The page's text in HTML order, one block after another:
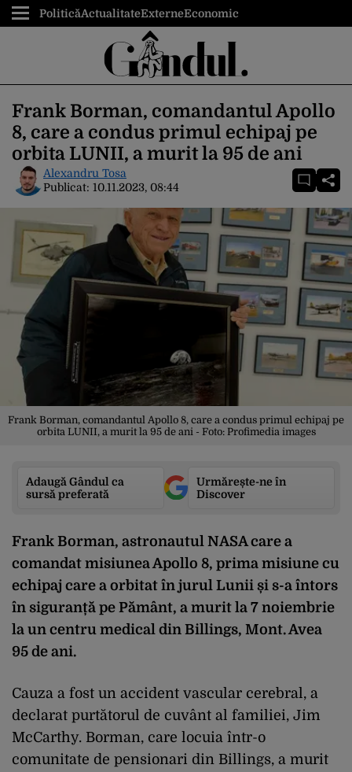
PoliticăActualitateExterneEconomic
Frank Borman, comandantul Apollo
8, care a condus primul echipaj pe
orbita LUNII, a murit la 95 de ani
Alexandru Tosa
Publicat: 10.11.2023, 08:44
Frank Borman, comandantul Apollo 8, care a condus primul echipaj pe
orbita LUNII, a murit la 95 de ani - Foto: Profimedia images
Adaugă Gândul ca
sursă preferată
Urmărește-ne în
Discover
Frank Borman, astronautul NASA care a
comandat misiunea Apollo 8, prima misiune cu
echipaj care a orbitat în jurul Lunii și s-a întors
în siguranță pe Pământ, a murit la 7 noiembrie
la un centru medical din Billings, Mont. Avea
95 de ani.
Cauza a fost un accident vascular cerebral, a
declarat purtătorul de cuvânt al familiei, Jim
McCarthy. Borman, care locuia într-o
comunitate de pensionari din Billings, a murit